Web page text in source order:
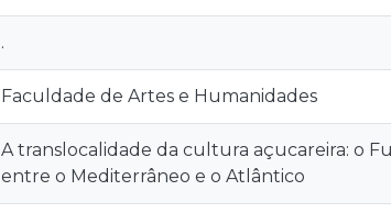
.
Faculdade de Artes e Humanidades
A translocalidade da cultura açucareira: o
entre o Mediterrâneo e o Atlântico